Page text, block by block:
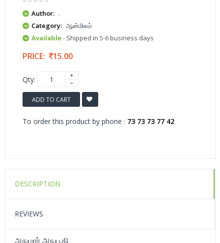
Author: .
Category: ஆன்மிகம்
Available- Shipped in 5-6 business days
PRICE: 15.00
Qty:
ADD TO CART
To order this product by phone : 73 73 73 77 42
DESCRIPTION
REVIEWS
அநுமார் அநுபூதி